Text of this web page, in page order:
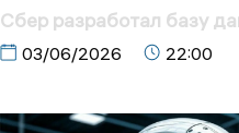
Сбер разработал базу
03/06/2026 22:00